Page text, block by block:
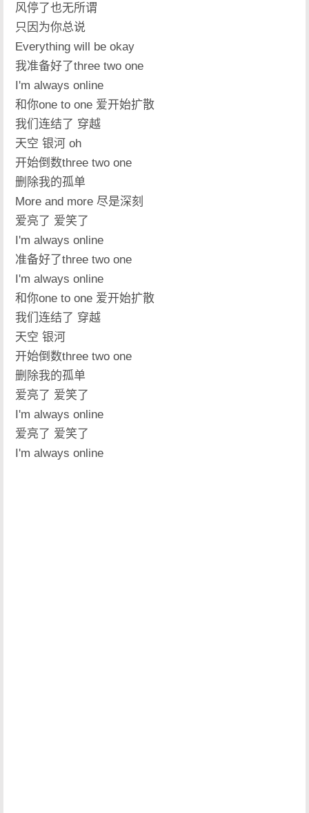
风停了也无所谓
只因为你总说
Everything will be okay
我准备好了three two one
I'm always online
和你one to one 爱开始扩散
我们连结了 穿越
天空 银河 oh
开始倒数three two one
删除我的孤单
More and more 尽是深刻
爱亮了 爱笑了
I'm always online
准备好了three two one
I'm always online
和你one to one 爱开始扩散
我们连结了 穿越
天空 银河
开始倒数three two one
删除我的孤单
爱亮了 爱笑了
I'm always online
爱亮了 爱笑了
I'm always online